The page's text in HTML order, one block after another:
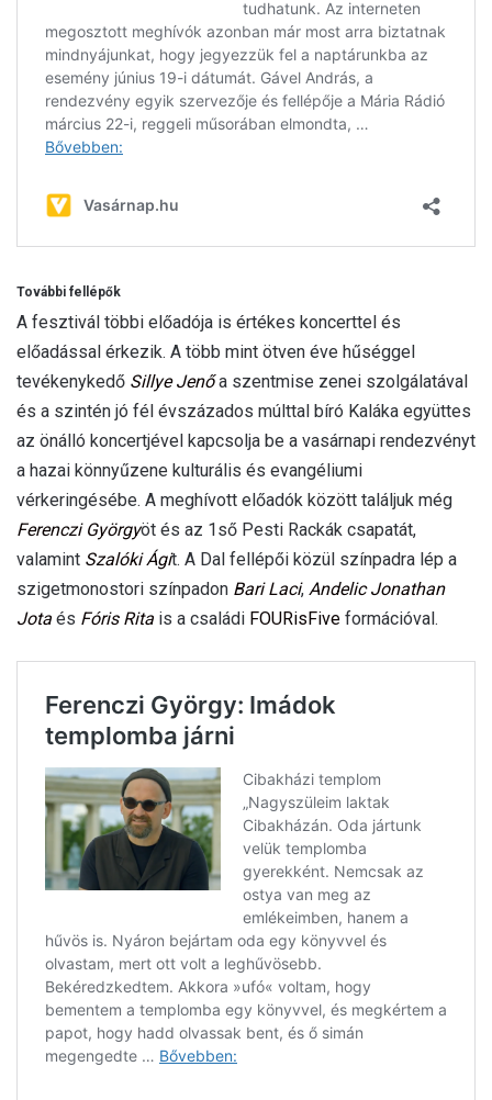
További fellépők
A fesztivál többi előadója is értékes koncerttel és
előadással érkezik. A több mint ötven éve hűséggel
tevékenykedő Sillye Jenőa szentmise zenei szolgálatával
és a szintén jó fél évszázados múlttal bíró Kaláka együttes
az önálló koncertjével kapcsolja be a vasárnapi rendezvényt
a hazai könnyűzene kulturális és evangéliumi
vérkeringésébe. A meghívott előadók között találjuk még
Ferenczi Györgyöt és az 1ső Pesti Rackák csapatát,
valamint Szalóki Ágit. A Dal fellépői közül színpadra lép a
szigetmonostori színpadon Bari Laci, Andelic Jonathan
Jota és Fóris Rita is a családi FOURisFive formációval.